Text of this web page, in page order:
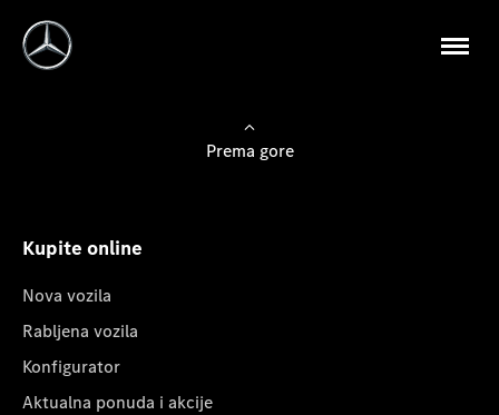
Prema gore
Kupite online
Nova vozila
Rabljena vozila
Konfigurator
Aktualna ponuda i akcije